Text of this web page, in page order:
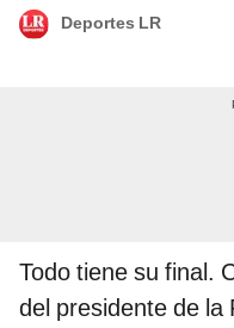
Deportes LR
Todo tiene su final.
del presidente de la